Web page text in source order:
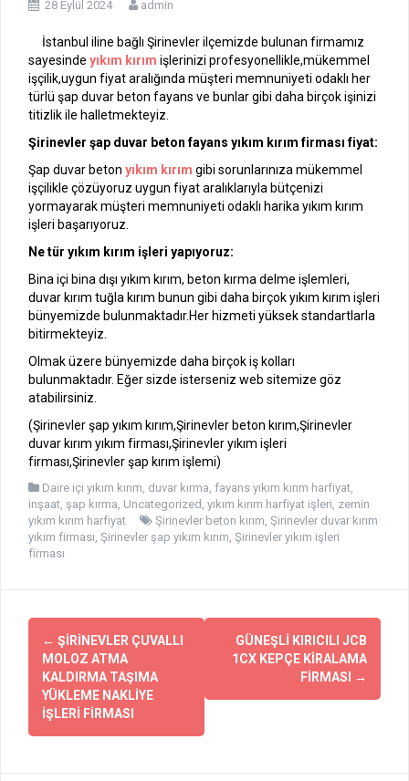
28 Eylül 2024 admin
İstanbul iline bağlı Şirinevler ilçemizde bulunan firmamız
sayesinde yıkım kırım işlerinizi profesyonellikle,mükemmel
işçilik,uygun fiyat aralığında müşteri memnuniyeti odaklı her
türlü şap duvar beton fayans ve bunlar gibi daha birçok işinizi
titizlik ile halletmekteyiz.
Şirinevler şap duvar beton fayans yıkım kırım firması fiyat:
Şap duvar beton yıkım kırım gibi sorunlarınıza mükemmel
işçilikle çözüyoruz uygun fiyat aralıklarıyla bütçenizi
yormayarak müşteri memnuniyeti odaklı harika yıkım kırım
işleri başarıyoruz.
Ne tür yıkım kırım işleri yapıyoruz:
Bina içi bina dışı yıkım kırım, beton kırma delme işlemleri,
duvar kırım tuğla kırım bunun gibi daha birçok yıkım kırım işleri
bünyemizde bulunmaktadır.Her hizmeti yüksek standartlarla
bitirmekteyiz.
Olmak üzere bünyemizde daha birçok iş kolları
bulunmaktadır. Eğer sizde isterseniz web sitemize göz
atabilirsiniz.
(Şirinevler şap yıkım kırım,Şirinevler beton kırım,Şirinevler
duvar kırım yıkım firması,Şirinevler yıkım işleri
firması,Şirinevler şap kırım işlemi)
Daire içi yıkım kırım duvar kırma fayans yıkım kırım harfiyat
inşaat şap kırma Uncategorized yıkım kırım harfiyat işleri zemin
yıkım kırım harfiyat
Şirinevler beton kırım Şirinevler duvar kırım
yıkım firması Şirinevler şap yıkım kırım Şirinevler yıkım işleri
firması
Yazı
dolaşımı
← ŞİRİNEVLER ÇUVALLI
MOLOZ ATMA
KALDIRMA TAŞIMA
YÜKLEME NAKLİYE
İŞLERİ FİRMASI
GÜNEŞLİ KIRICILI JCB
1CX KEPÇE KİRALAMA
FİRMASI
→